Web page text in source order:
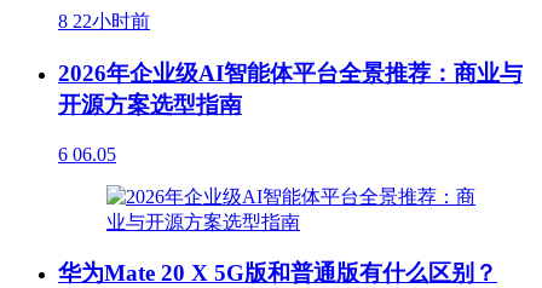
8 22小时前
2026年企业级AI智能体平台全景推荐：商业与
开源方案选型指南
6 06.05
华为Mate 20 X 5G版和普通版有什么区别？